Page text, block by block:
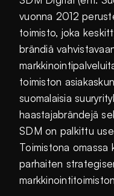
vuonna 2012
toimisto, joka
brändiä
toimiston
suomalaisia
haastajabrändejä
SDM on palkittu
Toimistona omassa
parhaiten